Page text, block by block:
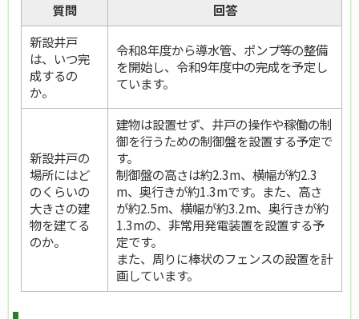
質問
回答
新設井戸
は、いつ完
成するの
か。
令和8年度から導水管、ポンプ等の整備
を開始し、令和9年度中の完成を予定し
ています。
新設井戸の
場所にはど
のくらいの
大きさの建
物を建てる
のか。
建物は設置せず、井戸の操作や稼働の制
御を行うための制御盤を設置する予定で
す。
制御盤の高さは約2.3m、横幅が約2.3
m、奥行きが約1.3mです。また、高さ
が約2.5m、横幅が約3.2m、奥行きが約
1.3mの、非常用発電装置を設置する予
定です。
また、周りに棒状のフェンスの設置を計
画しています。